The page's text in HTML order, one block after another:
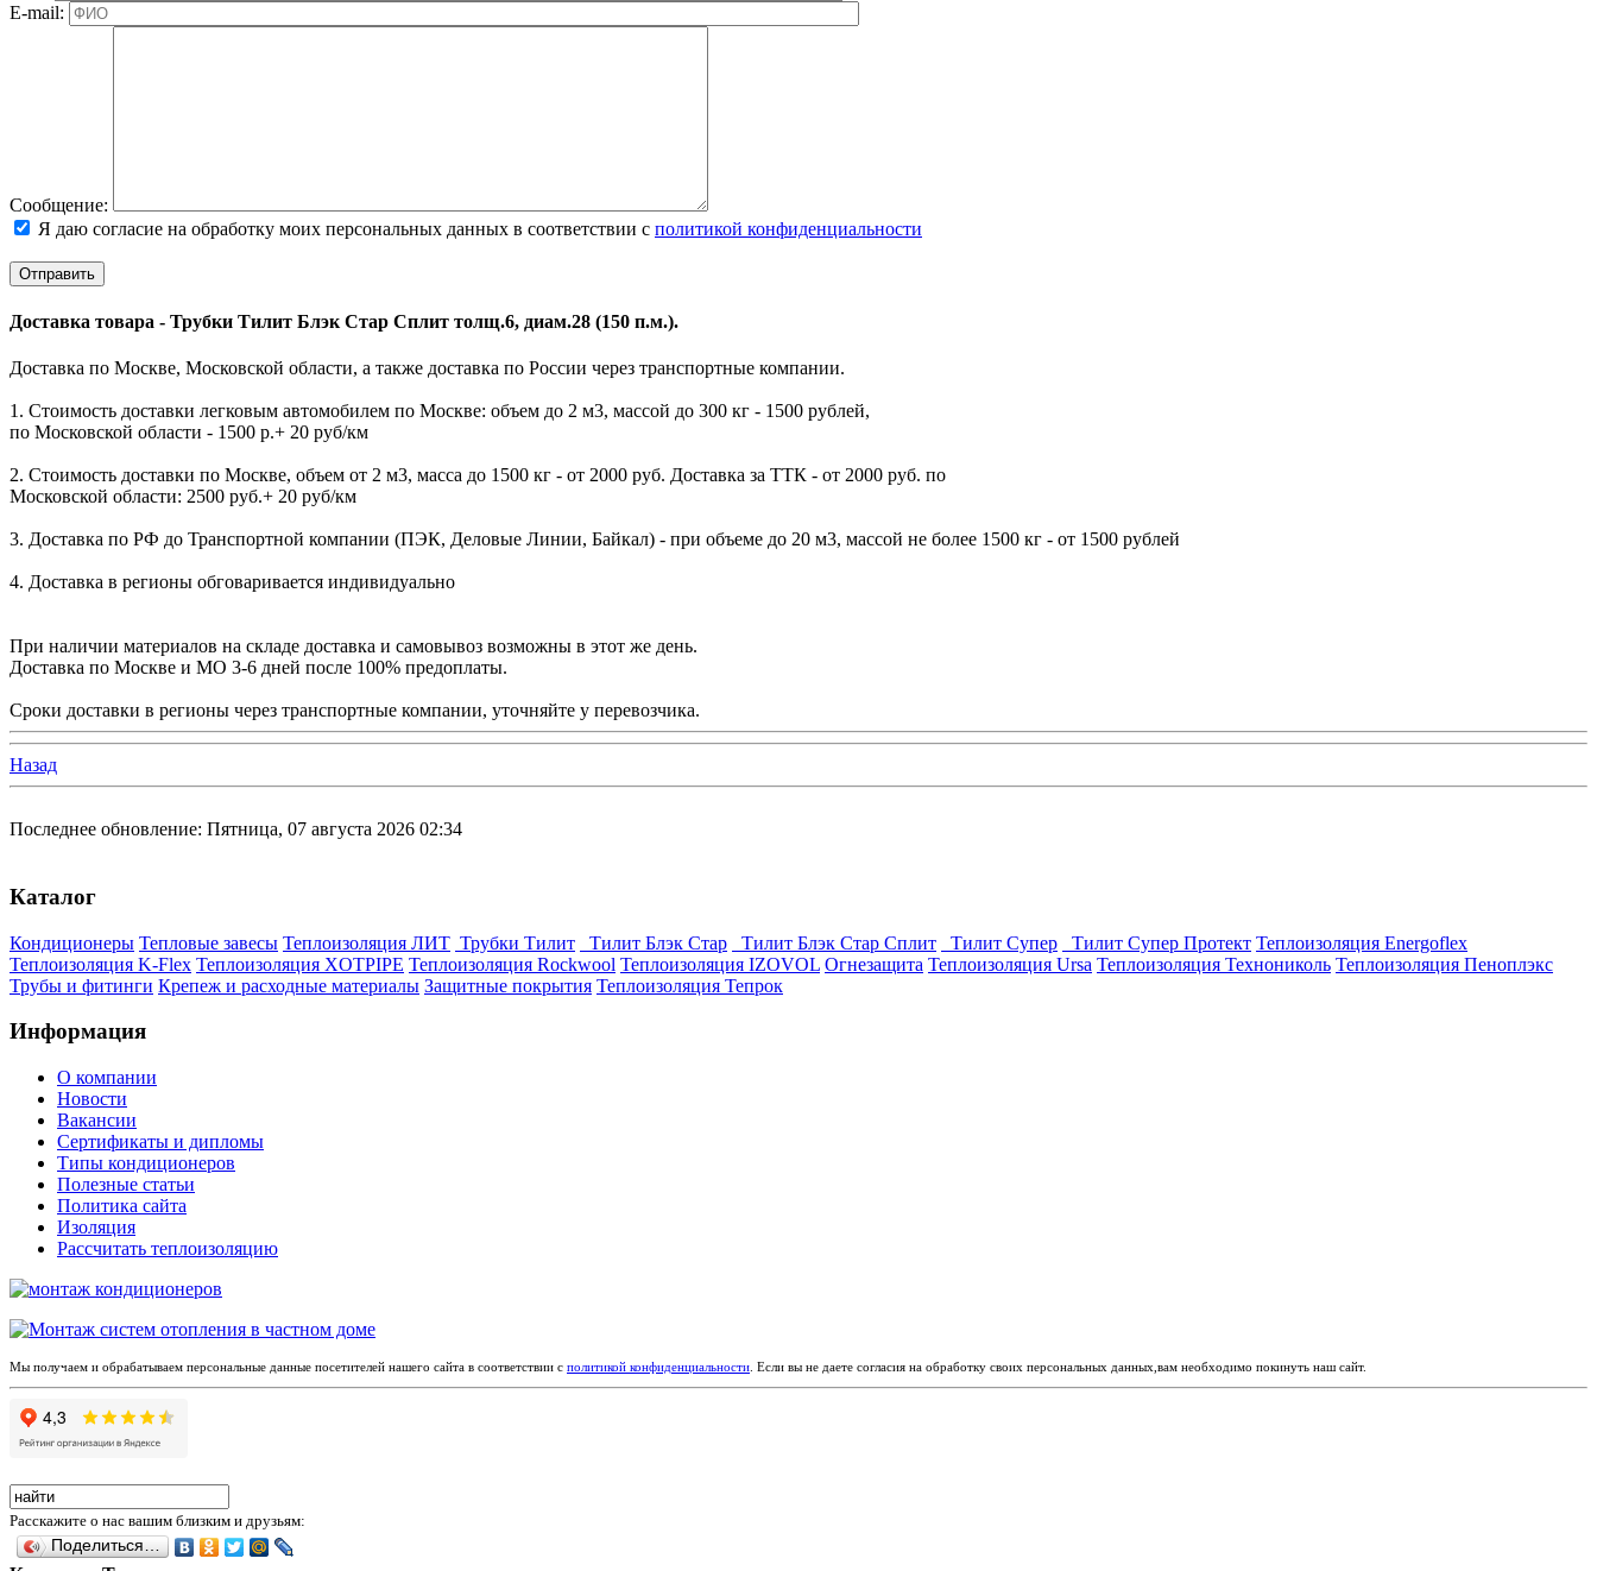
E-mail:
Cообщение:
Я даю согласие на обработку моих персональных данных в соответствии с политикой конфиденциальности
Доставка товара - Трубки Тилит Блэк Стар Сплит толщ.6, диам.28 (150 п.м.).
Доставка по Москве, Московской области, а также доставка по России через транспортные компании.
1. Стоимость доставки легковым автомобилем по Москве: объем до 2 м3, массой до 300 кг - 1500 рублей,
по Московской области - 1500 р.+ 20 руб/км
2. Стоимость доставки по Москве, объем от 2 м3, масса до 1500 кг - от 2000 руб. Доставка за ТТК - от 2000 руб. по
Московской области: 2500 руб.+ 20 руб/км
3. Доставка по РФ до Транспортной компании (ПЭК, Деловые Линии, Байкал) - при объеме до 20 м3, массой не более 1500 кг - от 1500 рублей
4. Доставка в регионы обговаривается индивидуально
При наличии материалов на складе доставка и самовывоз возможны в этот же день.
Доставка по Москве и МО 3-6 дней после 100% предоплаты.
Сроки доставки в регионы через транспортные компании, уточняйте у перевозчика.
Назад
Последнее обновление: Пятница, 07 августа 2026 02:34
Каталог
Кондиционеры Тепловые завесы Теплоизоляция ЛИТ Трубки Тилит Тилит Блэк Стар Тилит Блэк Стар Сплит Тилит Супер Тилит Супер Протект Теплоизоляция Energoflex
Теплоизоляция K-Flex Теплоизоляция XOTPIPE Теплоизоляция Rockwool Теплоизоляция IZOVOL Огнезащита Теплоизоляция Ursa Теплоизоляция Технониколь Теплоизоляция Пеноплэкс
Трубы и фитинги Крепеж и расходные материалы Защитные покрытия Теплоизоляция Тепрок
Информация
О компании
Новости
Вакансии
Сертификаты и дипломы
Типы кондиционеров
Полезные статьи
Политика сайта
Изоляция
Рассчитать теплоизоляцию
Мы получаем и обрабатываем персональные данные посетителей нашего сайта в соответствии с политикой конфиденциальности . Если вы не даете согласия на обработку своих персональных данных,вам необходимо покинуть наш сайт.
Расскажите о нас вашим близким и друзьям:
Поделиться…